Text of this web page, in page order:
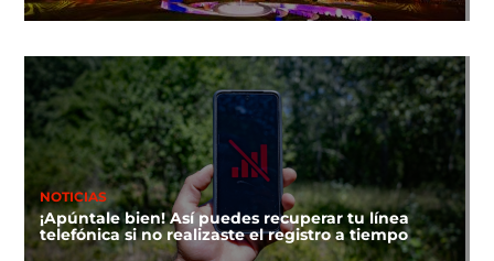
NOTICIAS
¡Apúntale bien! Así puedes recuperar tu línea
telefónica si no realizaste el registro a tiempo